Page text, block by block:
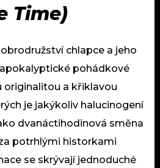
Time)
chlapce a jeho
pohádkové
originalitou a křiklavou
je jakýkoliv halucinogení
dvanáctihodinová směna
potrhlými historkami
se skrývají jednoduché